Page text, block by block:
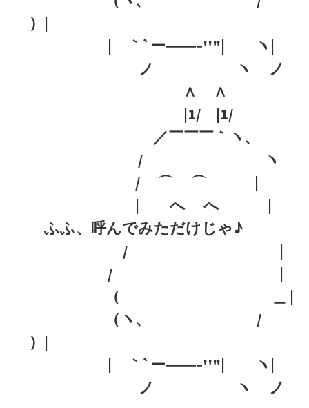
）|
| ｀`ー――‐''"| ヽ|
ゝ ノ ヽ ノ
∧ ∧
|1/ |1/
／￣￣￣｀ヽ、
/ ヽ
/ ⌒ ⌒ |
| へ へ |
ふふ、呼んでみただけじゃ♪
/ |
/ |
（ ＿ |
（ヽ、 /
）|
| ｀`ー――‐''"| ヽ|
ゝ ノ ヽ ノ